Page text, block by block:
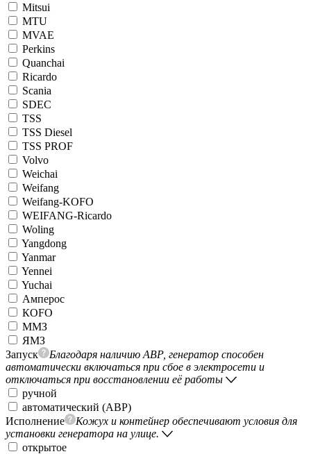
Mitsui
MTU
MVAE
Perkins
Quanchai
Ricardo
Scania
SDEC
TSS
TSS Diesel
TSS PROF
Volvo
Weichai
Weifang
Weifang-KOFO
WEIFANG-Ricardo
Woling
Yangdong
Yanmar
Yennei
Yuchai
Амперос
КОFO
ММЗ
ЯМЗ
Запуск
Благодаря наличию АВР, генератор способен
автоматически включаться при сбое в электросети и
отключаться при восстановлении её работы
ручной
автоматический (АВР)
Исполнение
Кожух и контейнер обеспечивают условия для
установки генератора на улице.
открытое